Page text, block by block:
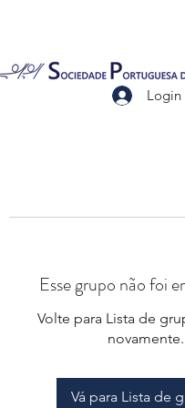
Login
Esse grupo não foi
Volte para Lista de
novamente.
Vá para Lista de